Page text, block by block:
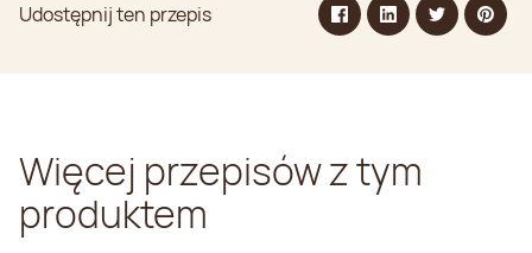
Udostępnij ten przepis
Więcej przepisów z tym
produktem